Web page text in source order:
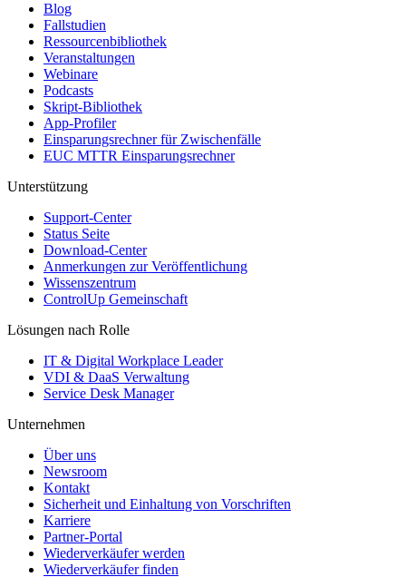
Blog
Fallstudien
Ressourcenbibliothek
Veranstaltungen
Webinare
Podcasts
Skript-Bibliothek
App-Profiler
Einsparungsrechner für Zwischenfälle
EUC MTTR Einsparungsrechner
Unterstützung
Support-Center
Status Seite
Download-Center
Anmerkungen zur Veröffentlichung
Wissenszentrum
ControlUp Gemeinschaft
Lösungen nach Rolle
IT & Digital Workplace Leader
VDI & DaaS Verwaltung
Service Desk Manager
Unternehmen
Über uns
Newsroom
Kontakt
Sicherheit und Einhaltung von Vorschriften
Karriere
Partner-Portal
Wiederverkäufer werden
Wiederverkäufer finden